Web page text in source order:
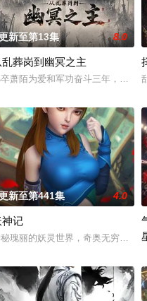
下一秒竟然变成嗜血凶兽…
少年锤锤和他性格各异的家人朋友
新至第13集 8.0
乱葬岗到幽冥之主
萧陌为爱和军功奋斗三年，却被
悉的地方游刃有余。然而，
过客。苍天残面张开诡异之眼，
新至第441集 4.0
神记
瑰丽的妖灵世界，奇奥无穷的时